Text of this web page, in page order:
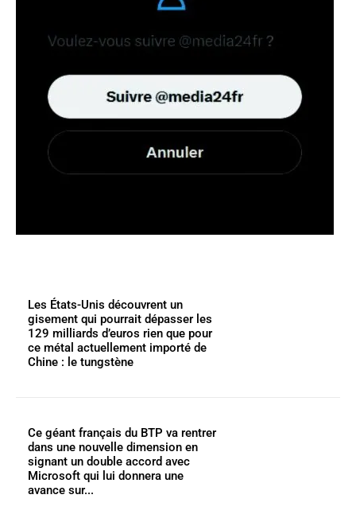
Les États-Unis découvrent un
gisement qui pourrait dépasser les
129 milliards d’euros rien que pour
ce métal actuellement importé de
Chine : le tungstène
Ce géant français du BTP va rentrer
dans une nouvelle dimension en
signant un double accord avec
Microsoft qui lui donnera une
avance sur...